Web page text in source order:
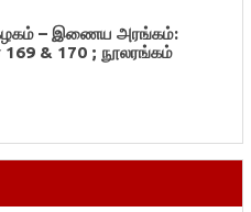
கழகம் – இணைய அரங்கம்:
& 170 ; நூலரங்கம்